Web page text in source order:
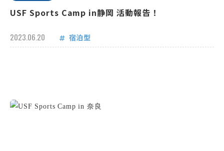
USF Sports Camp in静岡 活動報告！
2023.06.20 宿泊型